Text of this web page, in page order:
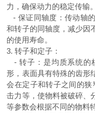
力，确保动力的稳定传输。
- 保证同轴度：传动轴
和转子的同轴度，减少因
的使用寿命。
3.转子和定子：
-转子：是均质系统的
形，表面具有特殊的齿形
会在定子和转子之间的
击力等，使物料被破碎、
等参数会根据不同的物料